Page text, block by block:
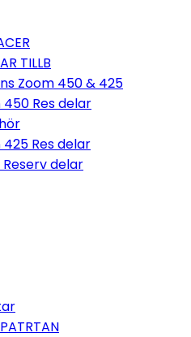
TILLB
Zoom 450 & 425
450 Res delar
425 Res delar
Reserv delar